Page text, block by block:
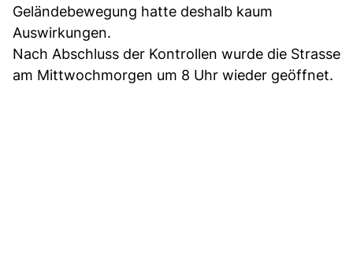
Geländebewegung hatte deshalb kaum
Auswirkungen.
Nach Abschluss der Kontrollen wurde die Strasse
am Mittwochmorgen um 8 Uhr wieder geöffnet.